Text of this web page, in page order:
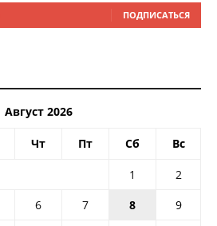
ПОДПИСАТЬСЯ
Август 2026
Чт Пт Сб Вс
1
2
6 7 8
9